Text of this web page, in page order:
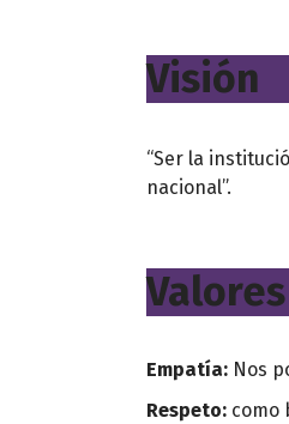
Visión
“Ser la
nacional”.
Valores
Empatía: Nos
Respeto: como